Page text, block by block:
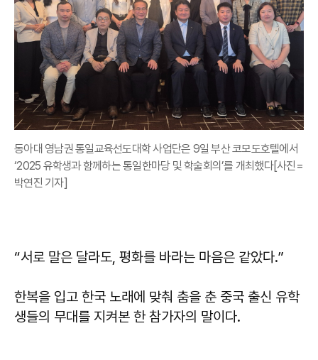
동아대 영남권 통일교육선도대학 사업단은 9일 부산 코모도호텔에서
‘2025 유학생과 함께하는 통일한마당 및 학술회의’를 개최했다[사진=
박연진 기자]
“서로 말은 달라도, 평화를 바라는 마음은 같았다.”
한복을 입고 한국 노래에 맞춰 춤을 춘 중국 출신 유학
생들의 무대를 지켜본 한 참가자의 말이다.